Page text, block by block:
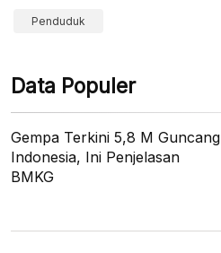
Penduduk
Data Populer
Gempa Terkini 5,8 M Guncang
Indonesia, Ini Penjelasan
BMKG